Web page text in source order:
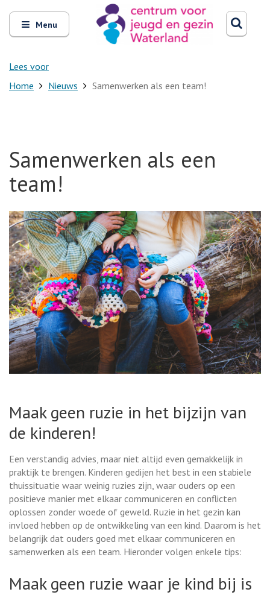
Open
en
sluit
Menu
Lees voor
Zoeken
Home Nieuws Samenwerken als een team!
Samenwerken als een
team!
Maak geen ruzie in het bijzijn van
de kinderen!
Een verstandig advies, maar niet altijd even gemakkelijk in
praktijk te brengen. Kinderen gedijen het best in een stabiele
thuissituatie waar weinig ruzies zijn, waar ouders op een
positieve manier met elkaar communiceren en conflicten
oplossen zonder woede of geweld. Ruzie in het gezin kan
invloed hebben op de ontwikkeling van een kind. Daarom is het
belangrijk dat ouders goed met elkaar communiceren en
samenwerken als een team. Hieronder volgen enkele tips:
Maak geen ruzie waar je kind bij is